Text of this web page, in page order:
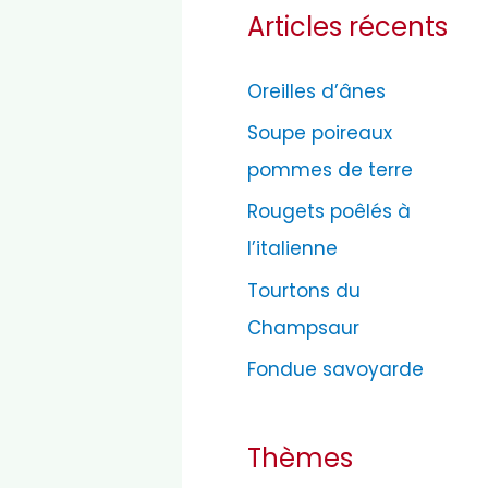
é
o
r
i
e
s
Articles récents
Oreilles d’ânes
Soupe poireaux
pommes de terre
Rougets poêlés à
l’italienne
Tourtons du
Champsaur
Fondue savoyarde
Thèmes